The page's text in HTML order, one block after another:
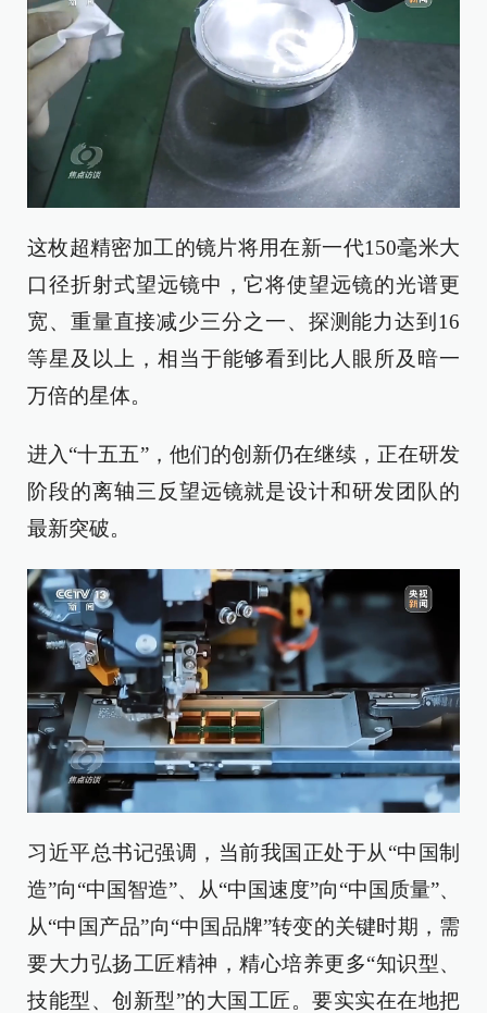
这枚超精密加工的镜片将用在新一代150毫米大
口径折射式望远镜中，它将使望远镜的光谱更
宽、重量直接减少三分之一、探测能力达到16
等星及以上，相当于能够看到比人眼所及暗一
万倍的星体。
进入“十五五”，他们的创新仍在继续，正在研发
阶段的离轴三反望远镜就是设计和研发团队的
最新突破。
习近平总书记强调，当前我国正处于从“中国制
造”向“中国智造”、从“中国速度”向“中国质量”、
从“中国产品”向“中国品牌”转变的关键时期，需
要大力弘扬工匠精神，精心培养更多“知识型、
技能型、创新型”的大国工匠。要实实在在地把